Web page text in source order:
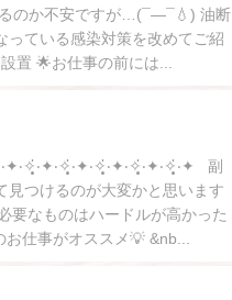
るのか不安ですが…(¯―¯💧) 油断
っている感染対策を改めてご紹
置 🌟お仕事の前には...
副
見つけるのが大変かと思います
なものはハードルが高かった
仕事がオススメ💡 &nb...